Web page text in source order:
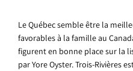
Le Québec semble être la
favorables à la famille au
figurent en bonne place sur la
par Yore Oyster. Trois-Rivières